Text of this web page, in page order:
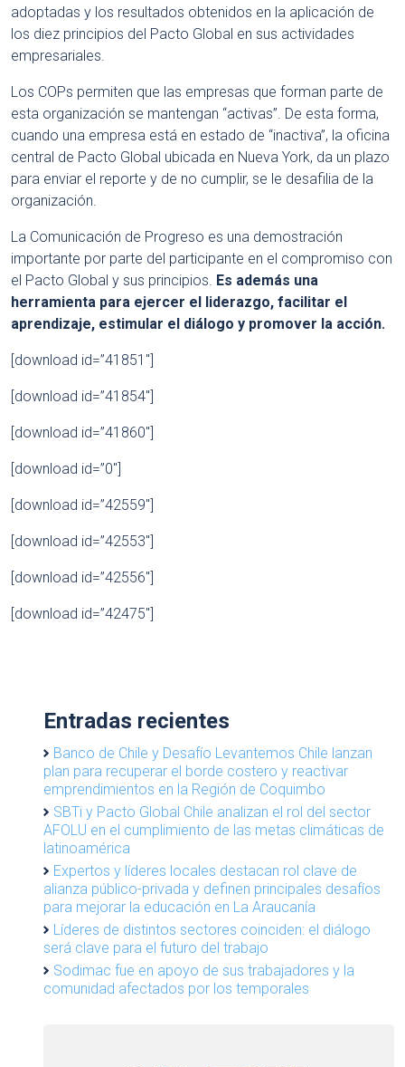
adoptadas y los resultados obtenidos en la aplicación de
los diez principios del Pacto Global en sus actividades
empresariales.
Los COPs permiten que las empresas que forman parte de
esta organización se mantengan “activas”. De esta forma,
cuando una empresa está en estado de “inactiva”, la oficina
central de Pacto Global ubicada en Nueva York, da un plazo
para enviar el reporte y de no cumplir, se le desafilia de la
organización.
La Comunicación de Progreso es una demostración
importante por parte del participante en el compromiso con
el Pacto Global y sus principios. Es además una
herramienta para ejercer el liderazgo, facilitar el
aprendizaje, estimular el diálogo y promover la acción.
[download id=”41851″]
[download id=”41854″]
[download id=”41860″]
[download id=”0″]
[download id=”42559″]
[download id=”42553″]
[download id=”42556″]
[download id=”42475″]
Entradas recientes
Banco de Chile y Desafío Levantemos Chile lanzan
plan para recuperar el borde costero y reactivar
emprendimientos en la Región de Coquimbo
SBTi y Pacto Global Chile analizan el rol del sector
AFOLU en el cumplimiento de las metas climáticas de
latinoamérica
Expertos y líderes locales destacan rol clave de
alianza público-privada y definen principales desafíos
para mejorar la educación en La Araucanía
Líderes de distintos sectores coinciden: el diálogo
será clave para el futuro del trabajo
Sodimac fue en apoyo de sus trabajadores y la
comunidad afectados por los temporales